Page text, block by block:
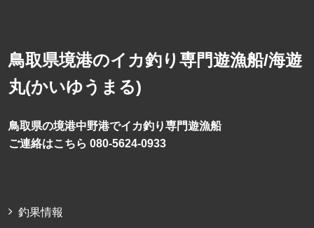
鳥取県境港のイカ釣り専門遊漁船/海遊
丸(かいゆうまる)
鳥取県の境港中野港でイカ釣り専門遊漁船
ご連絡はこちら 080-5624-0933
釣果情報